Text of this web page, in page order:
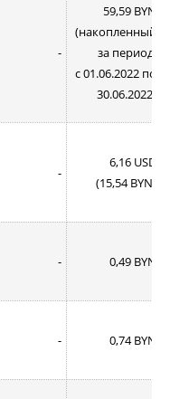
-
59,59 BYN
(накопленный
за период
с 01.06.2022 по
30.06.2022)
-
6,16 USD
(15,54 BYN)
- 0,49 BYN
- 0,74 BYN